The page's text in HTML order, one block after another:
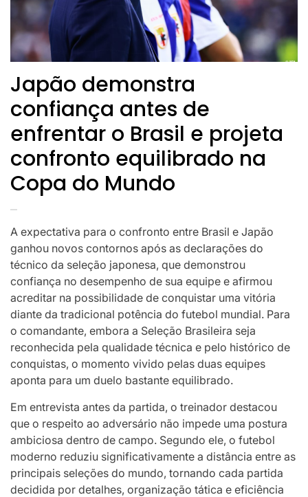
Japão demonstra
confiança antes de
enfrentar o Brasil e projeta
confronto equilibrado na
Copa do Mundo
A expectativa para o confronto entre Brasil e Japão
ganhou novos contornos após as declarações do
técnico da seleção japonesa, que demonstrou
confiança no desempenho de sua equipe e afirmou
acreditar na possibilidade de conquistar uma vitória
diante da tradicional potência do futebol mundial. Para
o comandante, embora a Seleção Brasileira seja
reconhecida pela qualidade técnica e pelo histórico de
conquistas, o momento vivido pelas duas equipes
aponta para um duelo bastante equilibrado.
Em entrevista antes da partida, o treinador destacou
que o respeito ao adversário não impede uma postura
ambiciosa dentro de campo. Segundo ele, o futebol
moderno reduziu significativamente a distância entre as
principais seleções do mundo, tornando cada partida
decidida por detalhes, organização tática e eficiência